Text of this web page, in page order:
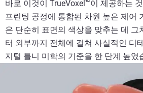
바로 이것이 TrueVoxel™이 제공하는
프린팅 공정에 통합된 차원 높은 제어
은 단순히 표면의 색상을 맞추는 데 그
터 외부까지 전체에 걸쳐 사실적인 디
지털 틀니 미학의 기준을 한 단계 높였